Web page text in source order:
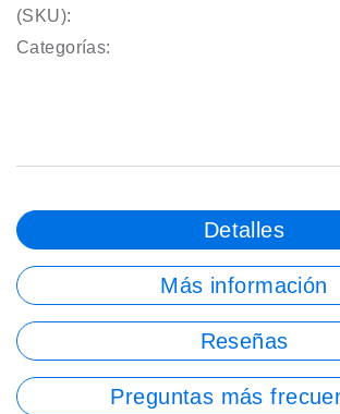
(SKU):
Categorías:
Detalles
Más información
Reseñas
Preguntas más